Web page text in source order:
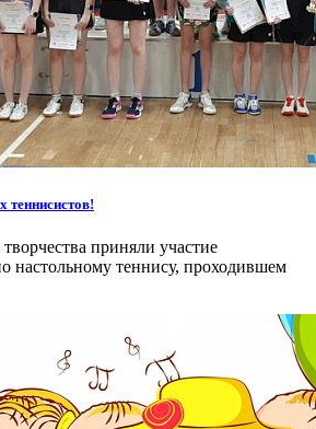
приняли участие
настольному теннису, проходившем